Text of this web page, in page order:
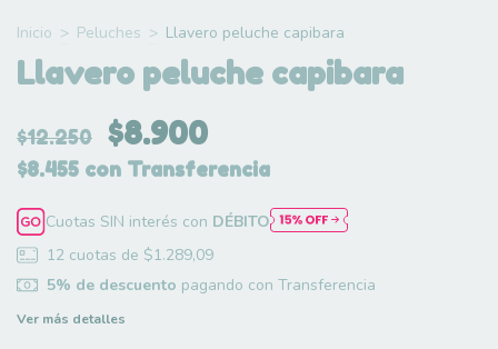
Inicio > Peluches > Llavero peluche capibara
Llavero peluche capibara
$12.250 $8.900
$8.455 con Transferencia
Cuotas SIN interés con DÉBITO
12 cuotas de $1.289,09
5% de descuento pagando con Transferencia
Ver más detalles